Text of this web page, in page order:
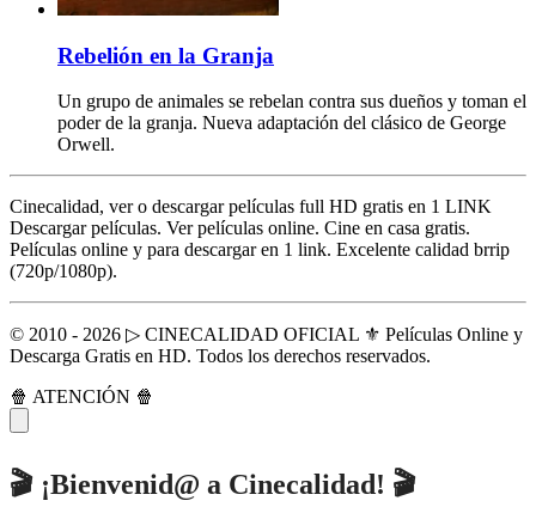
Rebelión en la Granja
Un grupo de animales se rebelan contra sus dueños y toman el
poder de la granja. Nueva adaptación del clásico de George
Orwell.
Cinecalidad, ver o descargar películas full HD gratis en 1 LINK
Descargar películas. Ver películas online. Cine en casa gratis.
Películas online y para descargar en 1 link. Excelente calidad brrip
(720p/1080p).
© 2010 - 2026 ▷ CINECALIDAD OFICIAL ⚜️ Películas Online y
Descarga Gratis en HD. Todos los derechos reservados.
🍿 ATENCIÓN 🍿
🎬 ¡Bienvenid@ a Cinecalidad! 🎬